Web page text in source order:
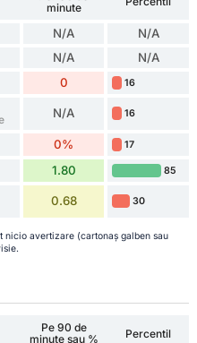
minute
N/A N/A
N/A N/A
0 16
N/A 16
0% 17
1.80 85
0.68 30
nicio avertizare (cartonaș galben sau
Pe 90 de
minute sau %
Percentil